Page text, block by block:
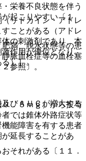
リドカイン・アドレ
ことがある（アドレ
の刺激剤であり、本
作用が優位となり、
）］。
．５ｍｇ）から投与
では錐体外路症状等
能障害を有する患者
延長することがあ
栄養不良状態を伴う
起こりやすい〔１
満、脱水状態等の患
脈血栓症等の血栓塞
参照〕。
びＡＵＣが増大する
それがある〔１１．